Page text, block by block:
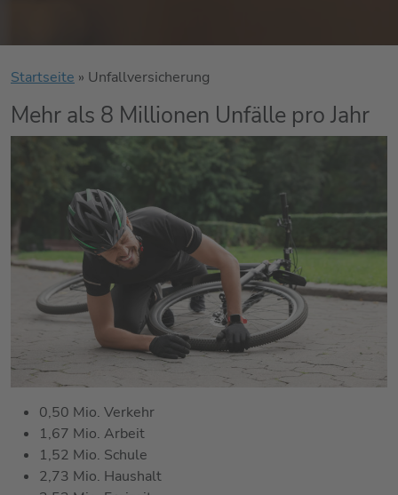
Startseite » Unfallversicherung
Mehr als 8 Millionen Unfälle pro Jahr
0,50 Mio. Verkehr
1,67 Mio. Arbeit
1,52 Mio. Schule
2,73 Mio. Haushalt